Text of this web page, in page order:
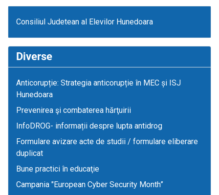
Consiliul Judetean al Elevilor Hunedoara
Diverse
Anticorupție: Strategia anticorupție în MEC și ISJ
Hunedoara
Prevenirea şi combaterea hărţuirii
InfoDROG- informații despre lupta antidrog
Formulare avizare acte de studii / formulare eliberare
duplicat
Bune practici în educaţie
Campania "European Cyber Security Month”